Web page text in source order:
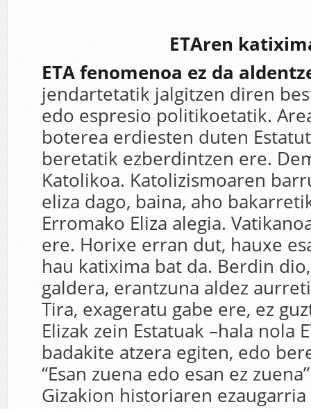
ETAren
ETA fenomenoa ez da
jendartetatik jalgitzen diren
edo espresio politikoetatik.
boterea erdiesten duten
beretatik ezberdintzen ere.
Katolikoa. Katolizismoaren
eliza dago, baina, aho
Erromako Eliza alegia.
ere. Horixe erran dut, hauxe
hau katixima bat da. Berdin
galdera, erantzuna aldez
Tira, exageratu gabe ere, ez
Elizak zein Estatuak –hala nola
badakite atzera egiten, edo
“Esan zuena edo esan ez
Gizakion historiaren